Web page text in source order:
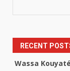
RECENT
Wassa